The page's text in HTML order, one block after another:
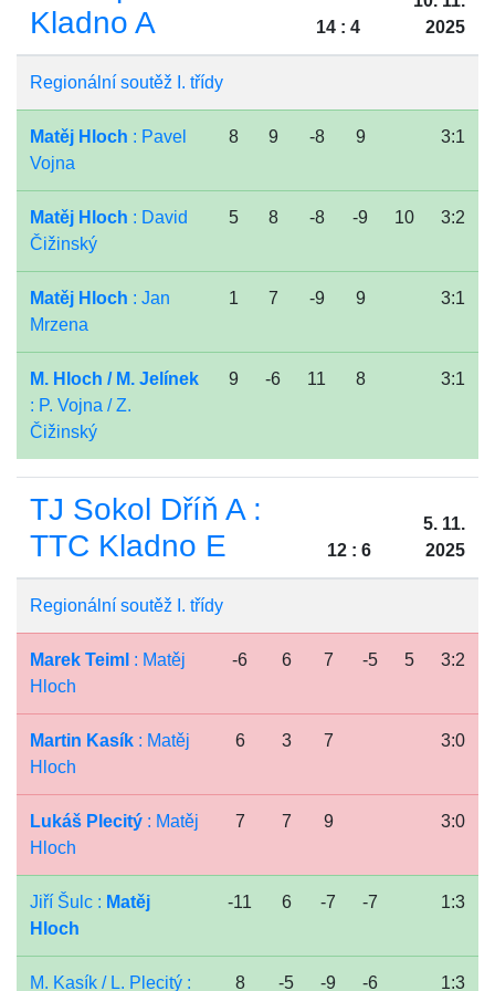
Kladno A
14 : 4
2025
Regionální soutěž I. třídy
Matěj Hloch : Pavel
Vojna
8 9 -8 9 3:1
Matěj Hloch : David
Čižinský
5 8 -8 -9 10 3:2
Matěj Hloch : Jan
Mrzena
1 7 -9 9 3:1
M. Hloch / M. Jelínek
: P. Vojna / Z.
Čižinský
9 -6 11 8 3:1
TJ Sokol Dříň A :
TTC Kladno E
12 : 6
5. 11.
2025
Regionální soutěž I. třídy
Marek Teiml : Matěj
Hloch
-6 6 7 -5 5 3:2
Martin Kasík : Matěj
Hloch
6 3 7 3:0
Lukáš Plecitý : Matěj
Hloch
7 7 9 3:0
Jiří Šulc : Matěj
Hloch
-11 6 -7 -7 1:3
M. Kasík / L. Plecitý : 8 -5 -9 -6 1:3